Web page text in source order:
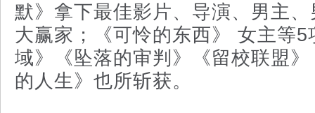
默》拿下最佳影片、导演、男主
大赢家；《可怜的东西》 女主等5
域》《坠落的审判》《留校联盟
的人生》也所斩获。